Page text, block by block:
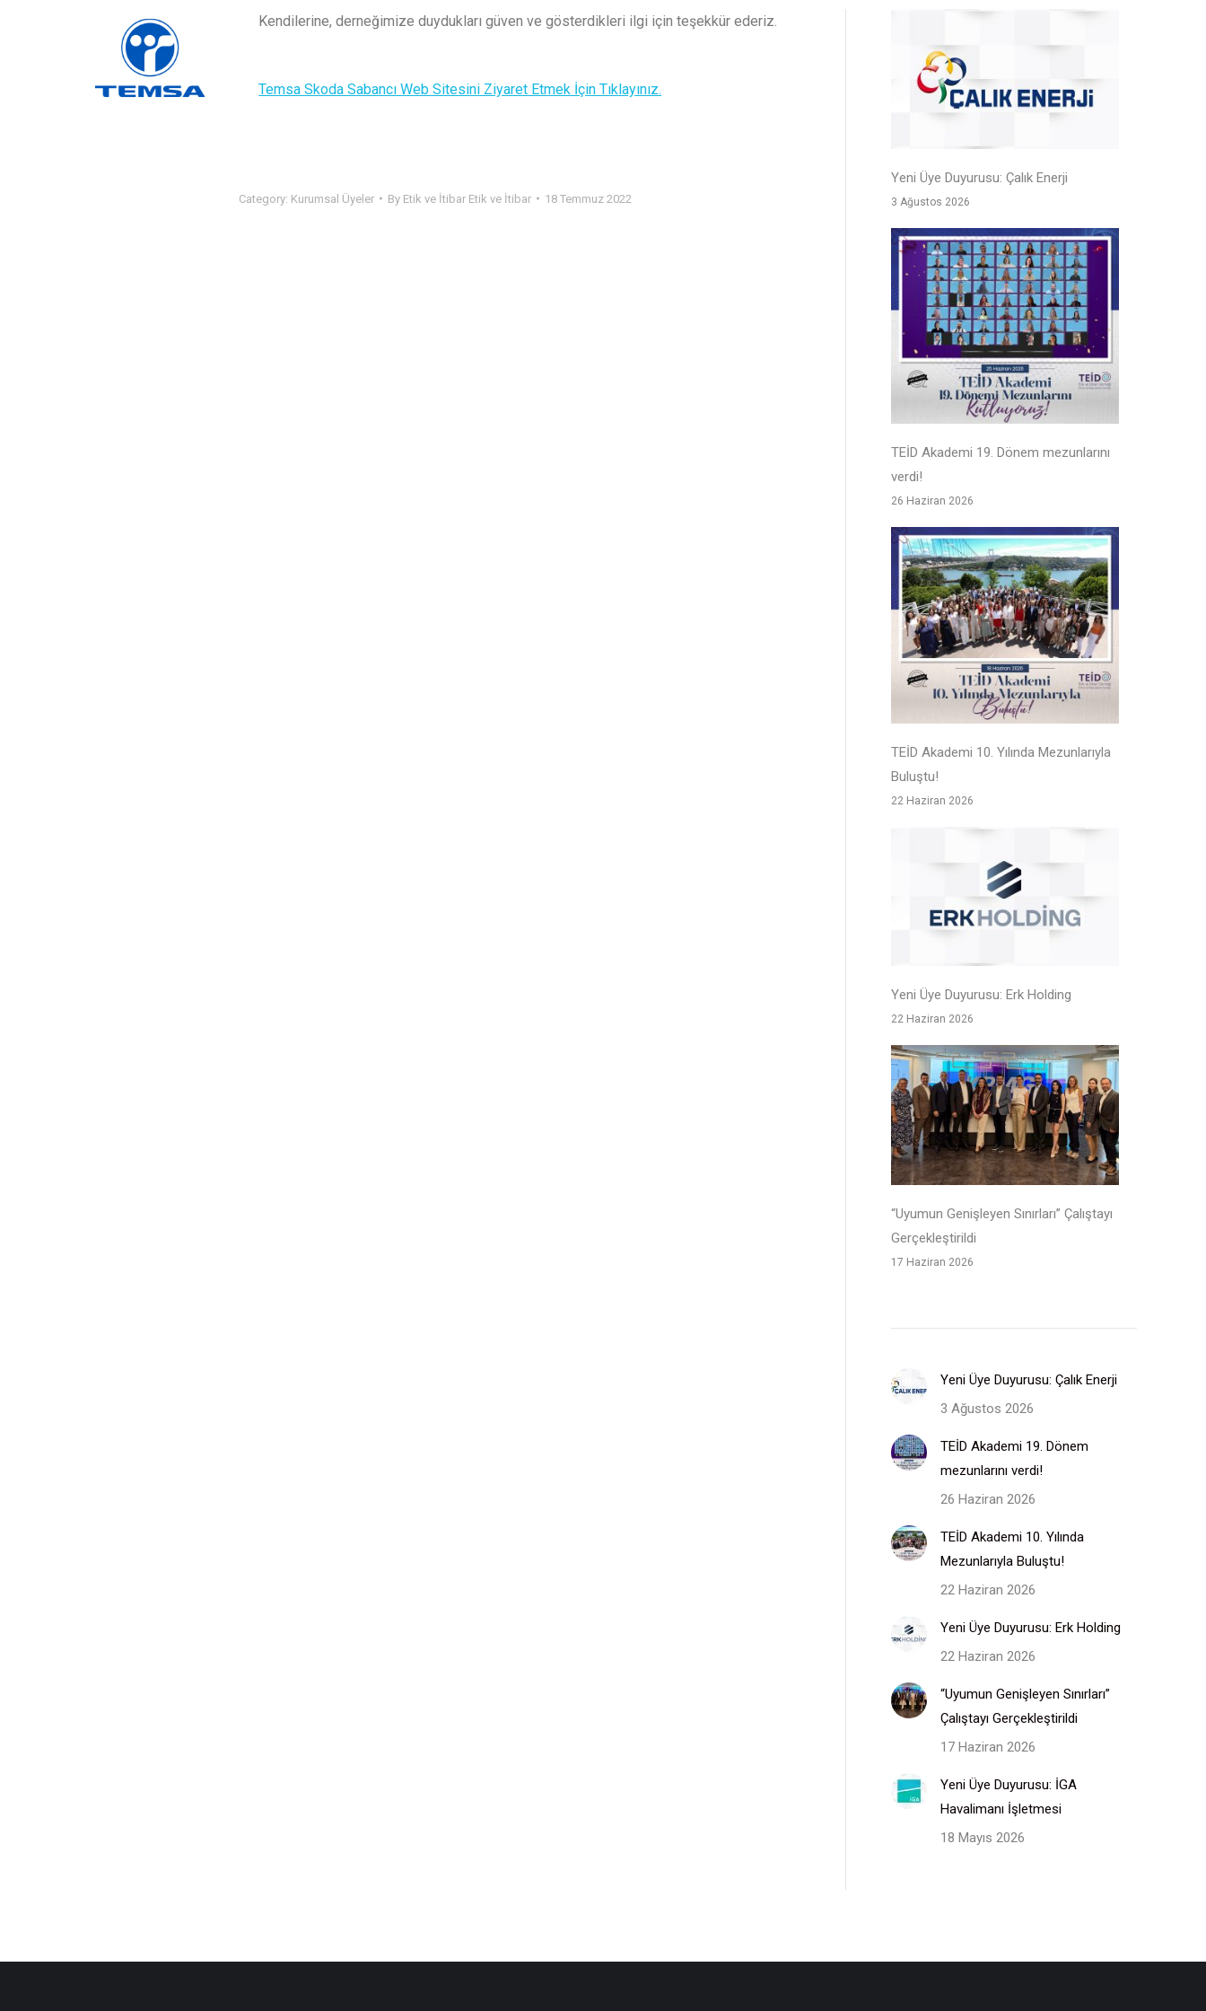
Kendilerine, derneğimize duydukları güven ve gösterdikleri ilgi için teşekkür ederiz.
Temsa Skoda Sabancı Web Sitesini Ziyaret Etmek İçin Tıklayınız.
Category: Kurumsal Üyeler By Etik ve İtibar Etik ve İtibar 18 Temmuz 2022
Yeni Üye Duyurusu: Çalık Enerji
3 Ağustos 2026
TEİD Akademi 19. Dönem mezunlarını
verdi!
26 Haziran 2026
TEİD Akademi 10. Yılında Mezunlarıyla
Buluştu!
22 Haziran 2026
Yeni Üye Duyurusu: Erk Holding
22 Haziran 2026
“Uyumun Genişleyen Sınırları” Çalıştayı
Gerçekleştirildi
17 Haziran 2026
Yeni Üye Duyurusu: Çalık Enerji
3 Ağustos 2026
TEİD Akademi 19. Dönem
mezunlarını verdi!
26 Haziran 2026
TEİD Akademi 10. Yılında
Mezunlarıyla Buluştu!
22 Haziran 2026
Yeni Üye Duyurusu: Erk Holding
22 Haziran 2026
“Uyumun Genişleyen Sınırları”
Çalıştayı Gerçekleştirildi
17 Haziran 2026
Yeni Üye Duyurusu: İGA
Havalimanı İşletmesi
18 Mayıs 2026